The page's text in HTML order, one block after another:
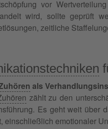
vor
wird, sollte geprüft
zeitliche
als
zählt zu den
Es geht weit über
einschließlich emotionaler